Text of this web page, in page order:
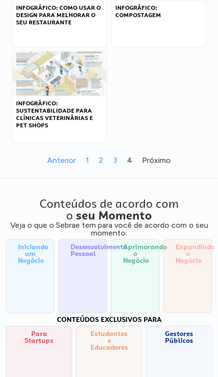
INFOGRÁFICO: COMO USAR O
DESIGN PARA MELHORAR O
SEU RESTAURANTE
INFOGRÁFICO:
COMPOSTAGEM
INFOGRÁFICO:
SUSTENTABILIDADE PARA
CLÍNICAS VETERINÁRIAS E
PET SHOPS
Anterior 1 2 3 4 Próximo
Conteúdos de acordo com
o seu Momento
Veja o que o Sebrae tem para você de acordo com o seu
momento:
Iniciando
um
Negócio
Desenvolvimento
Pessoal
Aprimorando
o
Negócio
Expandindo
o
Negócio
CONTEÚDOS EXCLUSIVOS PARA
Para
Startups
Estudantes
e
Educadores
Gestores
Públicos